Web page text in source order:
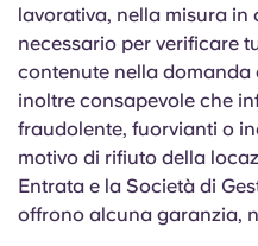
lavorativa, nella misura
necessario per verificare
contenute nella domanda
inoltre consapevole che
fraudolente, fuorvianti o
motivo di rifiuto della
Entrata e la Società di
offrono alcuna garanzia,